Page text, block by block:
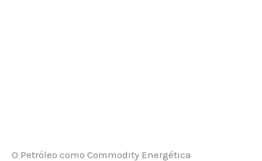
O Petróleo como Commodity Energética